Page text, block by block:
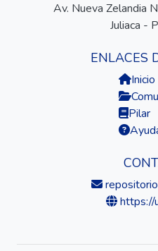
Av. Nueva Zelandia
Juliaca -
ENLACES
Inicio
Pilar
https://